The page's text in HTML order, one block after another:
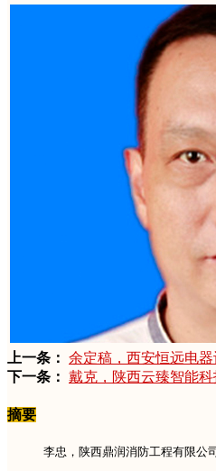
上一条： 余定稿，西安恒远电
下一条： 戴克，陕西云臻智能科
摘要
李忠，陕西鼎润消防工程有限公司